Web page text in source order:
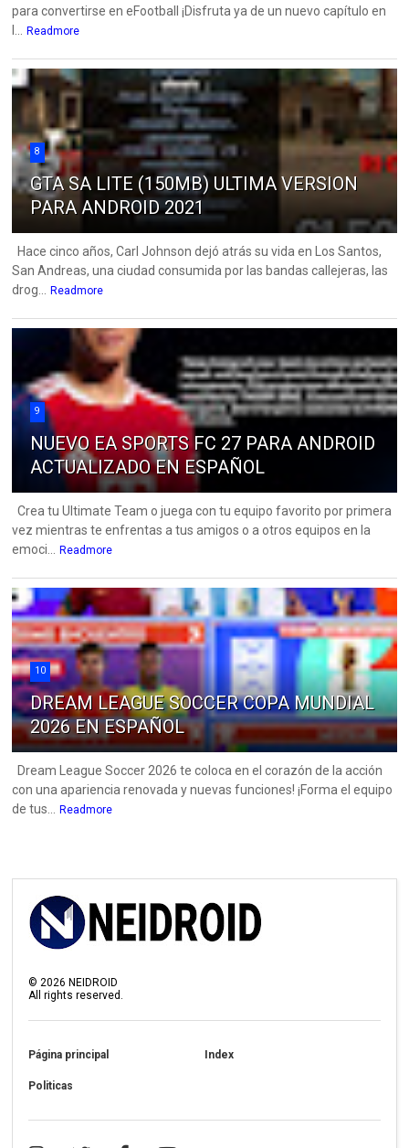
para convertirse en eFootball ¡Disfruta ya de un nuevo capítulo en
Readmore
8
GTA SA LITE (150MB) ULTIMA VERSION
PARA ANDROID 2021
Hace cinco años, Carl Johnson dejó atrás su vida en Los Santos,
San Andreas, una ciudad consumida por las bandas callejeras, las
drog...
Readmore
9
NUEVO EA SPORTS FC 27 PARA ANDROID
ACTUALIZADO EN ESPAÑOL
Crea tu Ultimate Team o juega con tu equipo favorito por primera
vez mientras te enfrentas a tus amigos o a otros equipos en la
emoci...
Readmore
10
DREAM LEAGUE SOCCER COPA MUNDIAL
2026 EN ESPAÑOL
Dream League Soccer 2026 te coloca en el corazón de la acción
con una apariencia renovada y nuevas funciones! ¡Forma el equipo
de tus...
Readmore
© 2026 NEIDROID
All rights reserved.
Página principal Index
Politicas